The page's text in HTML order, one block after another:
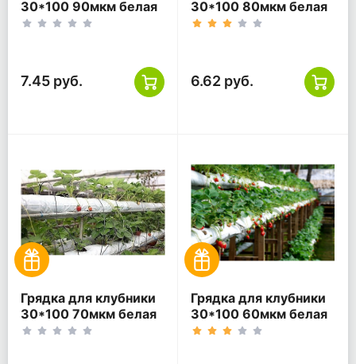
30*100 90мкм белая
ПВД
7.45 руб.
30*100 80мкм белая
ПВД
6.62 руб.
Грядка для клубники
30*100 70мкм белая
ПВД
Грядка для клубники
30*100 60мкм белая
ПВД